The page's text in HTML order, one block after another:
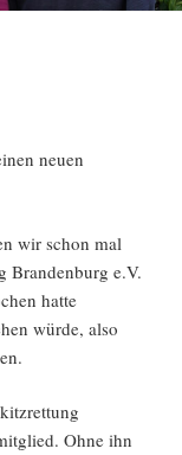
neuen
wir schon mal
Brandenburg e.V.
hatte
würde, also
Ohne ihn